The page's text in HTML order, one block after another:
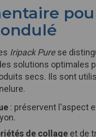
Iripack Purese
solutions optimales
secs. Ils sont
: préservent l'aspect
de collage et de